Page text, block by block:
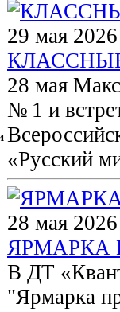
29 мая 2026
28 мая
№ 1 и
«Русский
28 мая 2026
ЯРМАРКА
В ДТ
"Ярмарка